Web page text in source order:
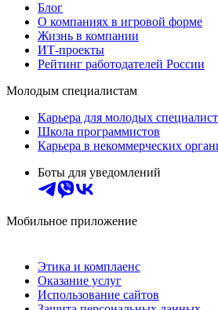
Блог
О компаниях в игровой форме
Жизнь в компании
ИТ-проекты
Рейтинг работодателей России
Молодым специалистам
Карьера для молодых
Школа программистов
Карьера в некоммерческих
Боты для уведомлений
Мобильное приложение
Этика и комплаенс
Оказание услуг
Использование сайтов